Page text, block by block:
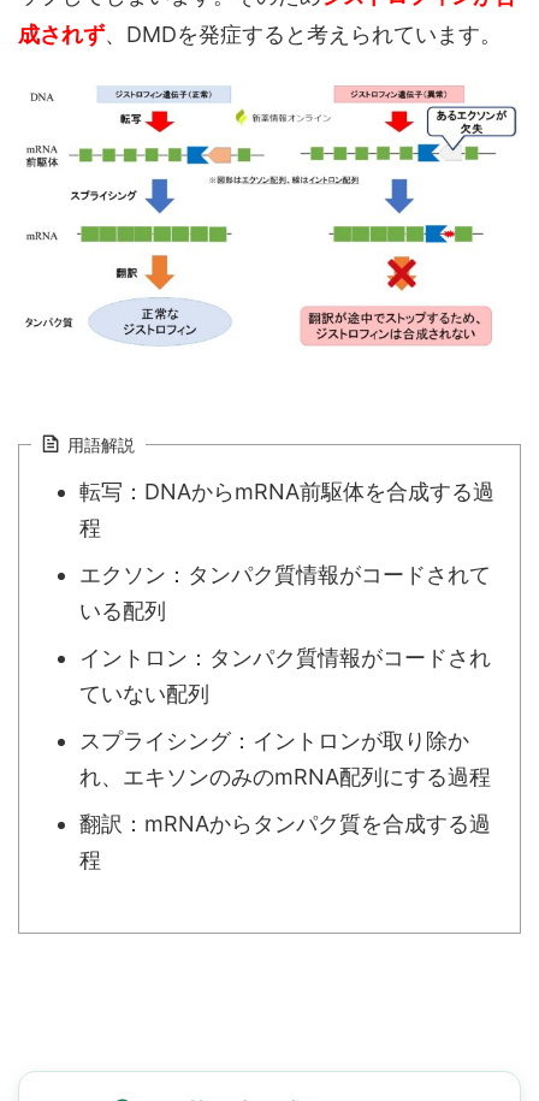
成されず、DMDを発症すると考えられています。
用語解説
転写：DNAからmRNA前駆体を合成する過
程
エクソン：タンパク質情報がコードされて
いる配列
イントロン：タンパク質情報がコードされ
ていない配列
スプライシング：イントロンが取り除か
れ、エキソンのみのmRNA配列にする過程
翻訳：mRNAからタンパク質を合成する過
程